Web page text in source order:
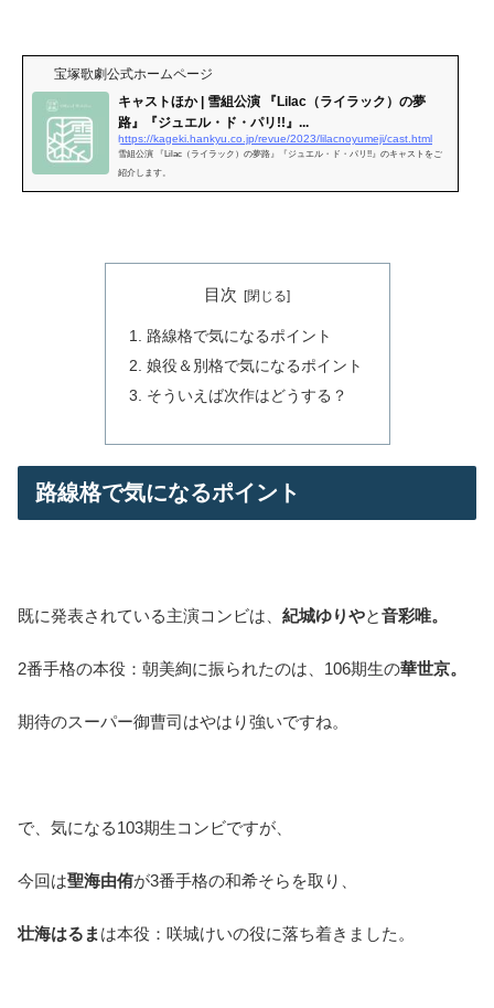
宝塚歌劇公式ホームページ
キャストほか | 雪組公演 『Lilac（ライラック）の夢
路』『ジュエル・ド・パリ!!』...
https://kageki.hankyu.co.jp/revue/2023/lilacnoyumeji/cast.html
雪組公演 『Lilac（ライラック）の夢路』『ジュエル・ド・パリ!!』のキャストをご
紹介します。
目次
路線格で気になるポイント
娘役＆別格で気になるポイント
そういえば次作はどうする？
路線格で気になるポイント
既に発表されている主演コンビは、 紀城ゆりやと音彩唯。
2番手格の本役：朝美絢に振られたのは、106期生の華世京。
期待のスーパー御曹司はやはり強いですね。
で、気になる103期生コンビですが、
今回は聖海由侑が3番手格の和希そらを取り、
壮海はるまは本役：咲城けいの役に落ち着きました。